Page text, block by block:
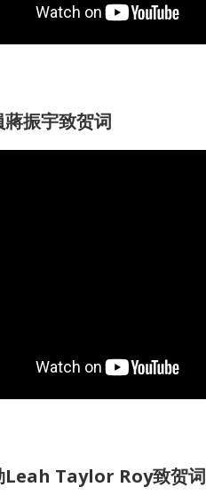
振宇致贺词
Leah Taylor Roy致贺词